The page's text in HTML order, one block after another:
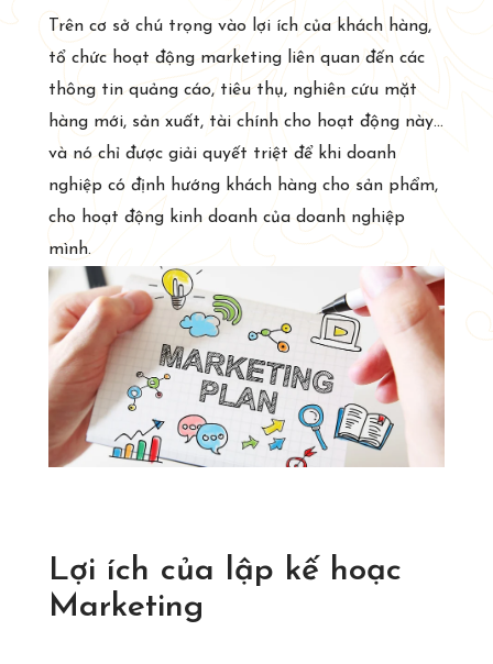
Trên cơ sở chú trọng vào lợi ích của khách hàng,
tổ chức hoạt động marketing liên quan đến các
thông tin quảng cáo, tiêu thụ, nghiên cứu mặt
hàng mới, sản xuất, tài chính cho hoạt động này...
và nó chỉ được giải quyết triệt để khi doanh
nghiệp có định hướng khách hàng cho sản phẩm,
cho hoạt động kinh doanh của doanh nghiệp
mình.
Lợi ích của lập kế hoạc
Marketing